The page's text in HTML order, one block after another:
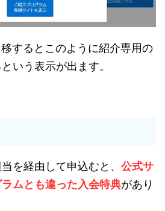
するとこのように紹介専用の
いう表示が出ます。
を経由して申込むと、 公式サ
ムとも違った入会特典があり